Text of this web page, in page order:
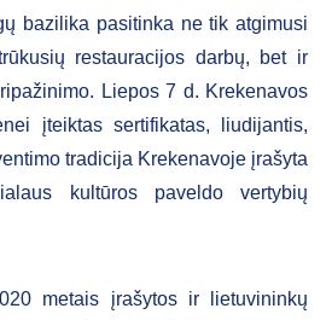
bazilika pasitinka ne tik atgimusi
restauracijos darbų, bet ir
Liepos 7 d. Krekenavos
įteiktas sertifikatas, liudijantis,
tradicija Krekenavoje įrašyta
kultūros paveldo vertybių
metais įrašytos ir lietuvininkų